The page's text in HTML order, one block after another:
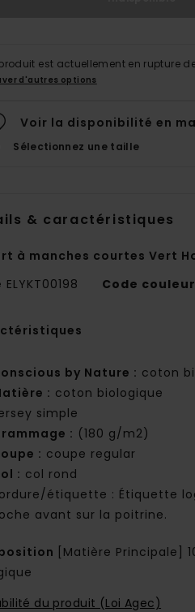
est actuellement en rupture
d'autres options
Voir la disponibilité en
Sélectionnez une taille
& caractéristiques
à manches courtes Vert
ELYKT00198 Code couleur
by Nature : coton
: coton biologique
simple
: (180 g/m2)
: coupe regular
: col rond
étiquette : Étiquette
avant sur la poitrine.
[Matière Principale]
du produit (Loi Agec)